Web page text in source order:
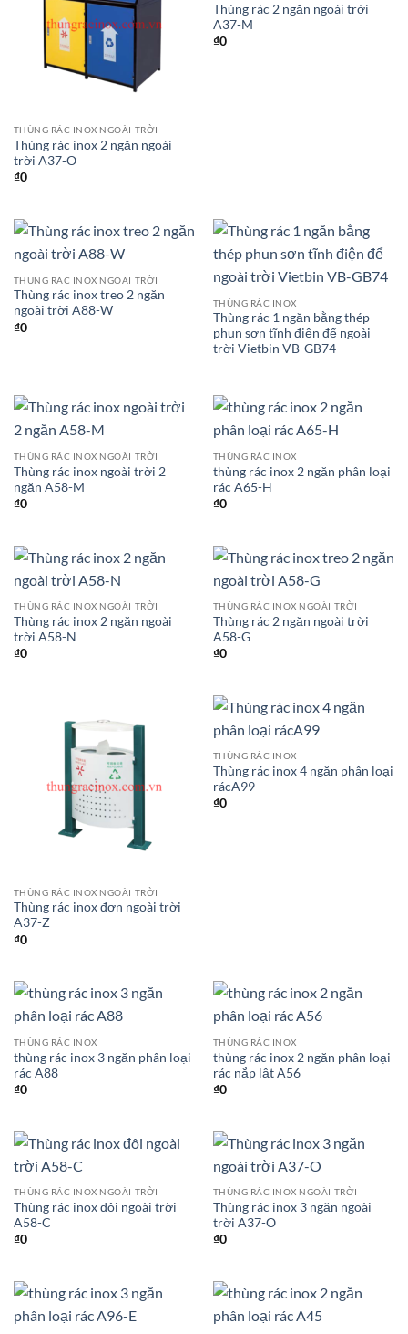
THÙNG RÁC INOX NGOÀI TRỜI
Thùng rác inox 2 ngăn ngoài
trời A37-O
₫0
Thùng rác 2 ngăn ngoài trời
A37-M
₫0
THÙNG RÁC INOX NGOÀI TRỜI
Thùng rác inox treo 2 ngăn
ngoài trời A88-W
₫0
THÙNG RÁC INOX
Thùng rác 1 ngăn bằng thép
phun sơn tĩnh điện để ngoài
trời Vietbin VB-GB74
THÙNG RÁC INOX NGOÀI TRỜI
Thùng rác inox ngoài trời 2
ngăn A58-M
₫0
THÙNG RÁC INOX
thùng rác inox 2 ngăn phân loại
rác A65-H
₫0
THÙNG RÁC INOX NGOÀI TRỜI
Thùng rác inox 2 ngăn ngoài
trời A58-N
₫0
THÙNG RÁC INOX NGOÀI TRỜI
Thùng rác 2 ngăn ngoài trời
A58-G
₫0
THÙNG RÁC INOX NGOÀI TRỜI
Thùng rác inox đơn ngoài trời
A37-Z
₫0
THÙNG RÁC INOX
Thùng rác inox 4 ngăn phân loại
rácA99
₫0
THÙNG RÁC INOX
thùng rác inox 3 ngăn phân loại
rác A88
₫0
THÙNG RÁC INOX
thùng rác inox 2 ngăn phân loại
rác nắp lật A56
₫0
THÙNG RÁC INOX NGOÀI TRỜI
Thùng rác inox đôi ngoài trời
A58-C
₫0
THÙNG RÁC INOX NGOÀI TRỜI
Thùng rác inox 3 ngăn ngoài
trời A37-O
₫0